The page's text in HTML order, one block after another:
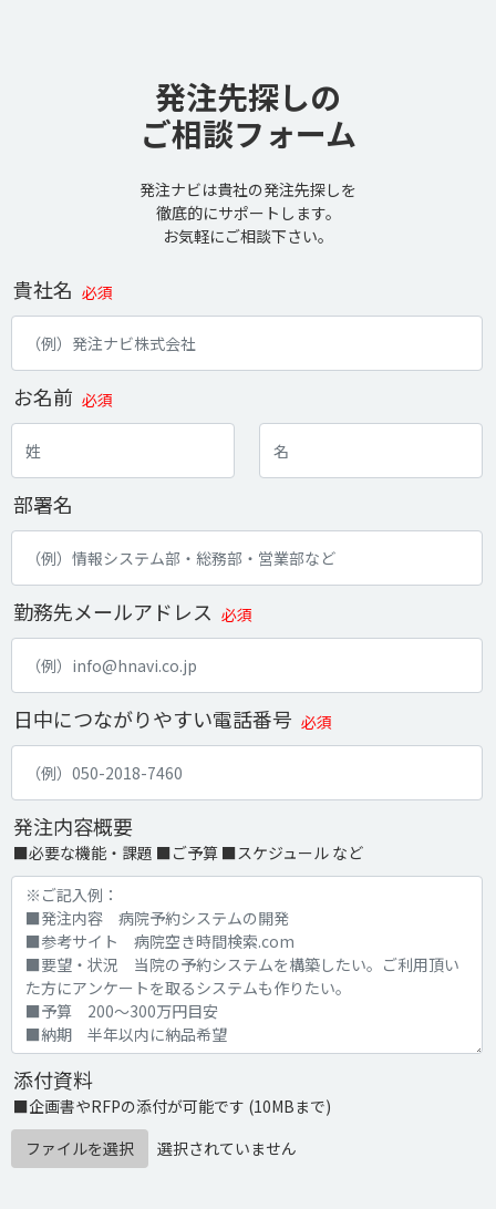
発注先探しの
ご相談フォーム
発注ナビは貴社の発注先探しを
徹底的にサポートします。
お気軽にご相談下さい。
貴社名 必須
お名前 必須
部署名
勤務先メールアドレス 必須
日中につながりやすい電話番号 必須
発注内容概要
■必要な機能・課題 ■ご予算 ■スケジュール など
添付資料
■企画書やRFPの添付が可能です (10MBまで)
ファイルを選択
選択されていません